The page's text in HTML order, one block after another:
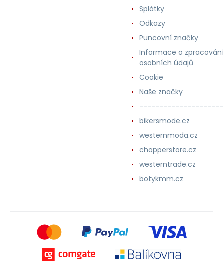
Splátky
Odkazy
Puncovní značky
Informace o zpracování
osobních údajů
Cookie
Naše značky
bikersmode.cz
westernmoda.cz
chopperstore.cz
westerntrade.cz
botykmm.cz